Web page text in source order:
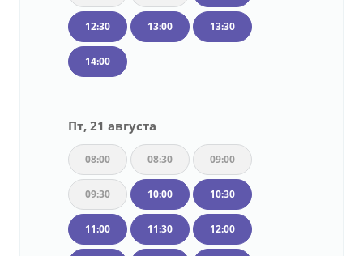
12:30 13:00 13:30
14:00
Пт, 21 августа
08:00 08:30 09:00
09:30 10:00 10:30
11:00 11:30 12:00